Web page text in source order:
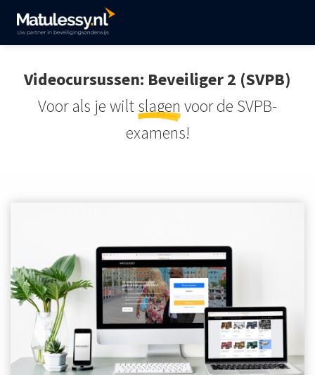
Videocursussen: Beveiliger 2 (SVPB)
Voor als je wiltslagen voor de SVPB-
examens!